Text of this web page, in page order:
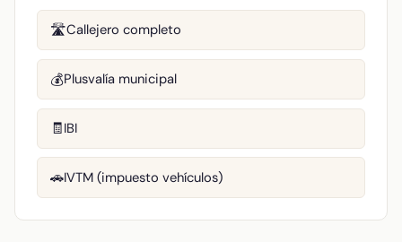
🛣️Callejero completo
💰Plusvalía municipal
🧾IBI
🚗IVTM (impuesto vehículos)